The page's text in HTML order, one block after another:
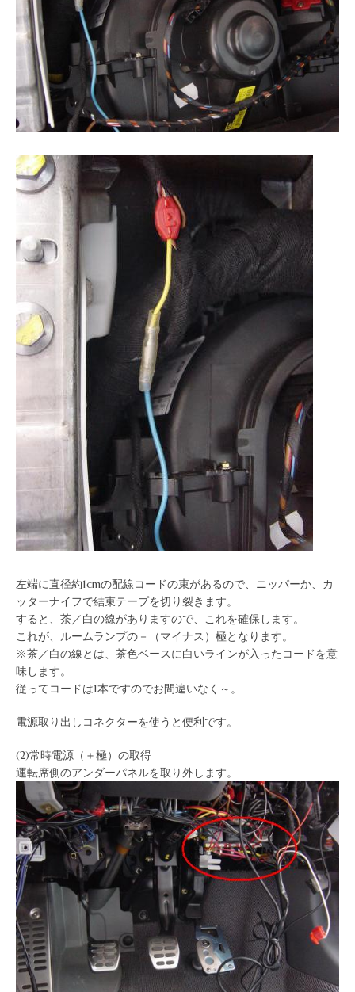
左端に直径約1cmの配線コードの束があるので、ニッパーか、カ
ッターナイフで結束テープを切り裂きます。
すると、茶／白の線がありますので、これを確保します。
これが、ルームランプの－（マイナス）極となります。
※茶／白の線とは、茶色ベースに白いラインが入ったコードを意
味します。
従ってコードは1本ですのでお間違いなく～。
電源取り出しコネクターを使うと便利です。
(2)常時電源（＋極）の取得
運転席側のアンダーパネルを取り外します。